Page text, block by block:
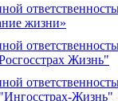
жизни»
Жизнь"
Жизнь"